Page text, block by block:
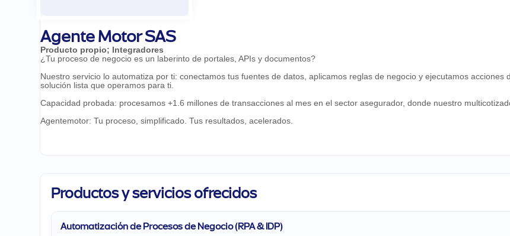
Agente Motor SAS
Producto propio; Integradores
¿Tu proceso de negocio es un laberinto de portales, APIs y documentos?
Nuestro servicio lo automatiza por ti: conectamos tus fuentes de datos, aplicamos reglas de negocio y ejecutamos
solución lista que operamos para ti.
Capacidad probada: procesamos +1.6 millones de transacciones al mes en el sector asegurador, donde nuestro
Agentemotor: Tu proceso, simplificado. Tus resultados, acelerados.
Productos y servicios ofrecidos
Automatización de Procesos de Negocio (RPA & IDP)